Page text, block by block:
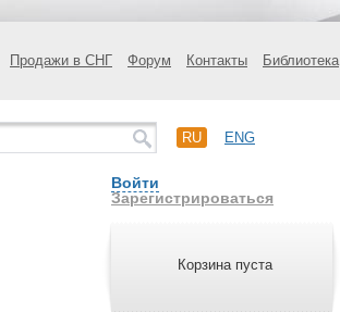
Продажи в СНГ Форум Контакты Библиотека
RU ENG
Войти
Зарегистрироваться
Корзина пуста